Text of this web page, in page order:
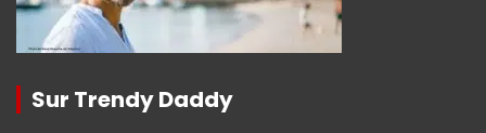
Sur Trendy Daddy